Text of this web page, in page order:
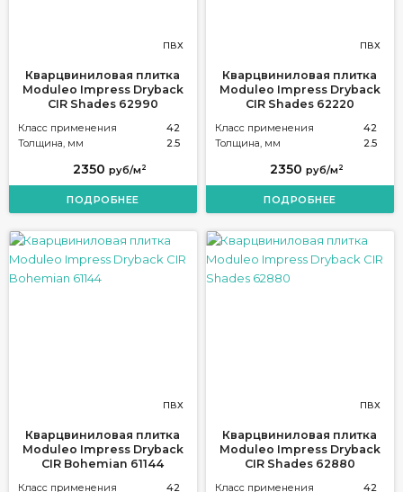
ПВХ
Кварцвиниловая плитка
Moduleo Impress Dryback
CIR Shades 62990
Класс применения
42
Толщина, мм
2.5
2350 руб/м 2
ПОДРОБНЕЕ
ПВХ
Кварцвиниловая плитка
Moduleo Impress Dryback
CIR Shades 62220
Класс применения
42
Толщина, мм
2.5
2350 руб/м 2
ПОДРОБНЕЕ
ПВХ
Кварцвиниловая плитка
Moduleo Impress Dryback
CIR Bohemian 61144
Класс применения 42
ПВХ
Кварцвиниловая плитка
Moduleo Impress Dryback
CIR Shades 62880
Класс применения 42